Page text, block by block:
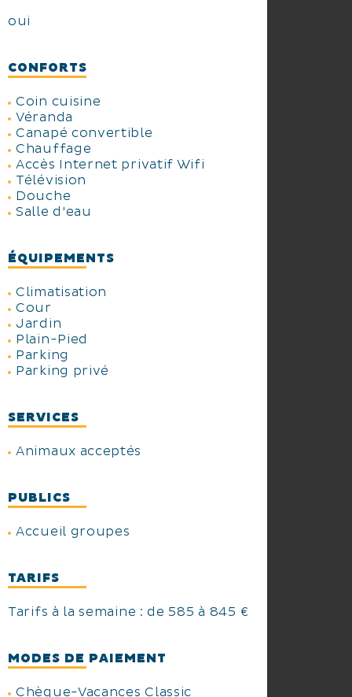
oui
CONFORTS
Coin cuisine
Véranda
Canapé convertible
Chauffage
Accès Internet privatif Wifi
Télévision
Douche
Salle d'eau
ÉQUIPEMENTS
Climatisation
Cour
Jardin
Plain-Pied
Parking
Parking privé
SERVICES
Animaux acceptés
PUBLICS
Accueil groupes
TARIFS
Tarifs à la semaine : de 585 à 845 €
MODES DE PAIEMENT
Chèque-Vacances Classic